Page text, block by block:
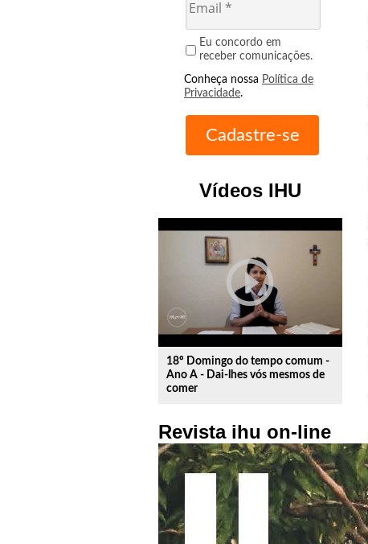
Eu concordo em
receber comunicações.
Conheça nossa Política de
Privacidade.
Vídeos IHU
play_circle_outline
18º Domingo do tempo comum -
Ano A - Dai-lhes vós mesmos de
comer
Revista ihu on-line